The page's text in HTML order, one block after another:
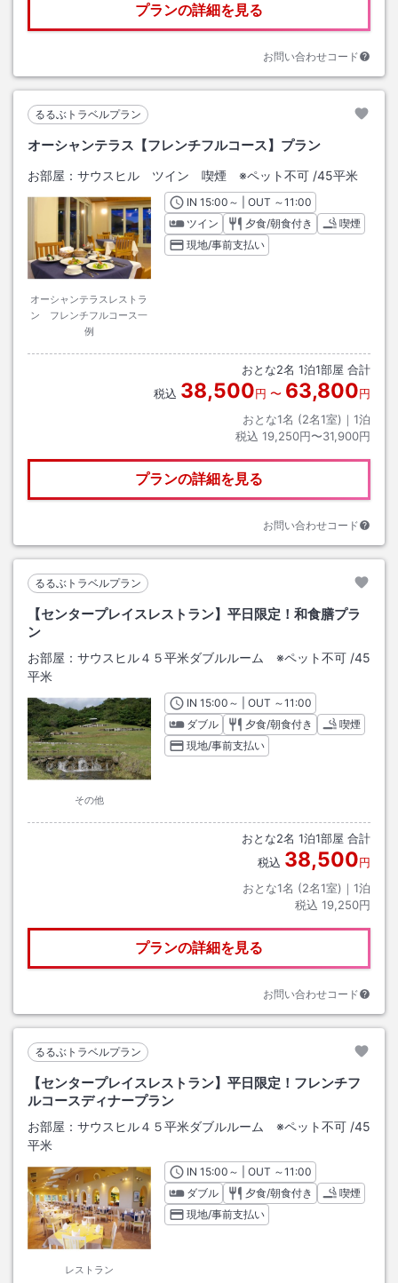
プランの詳細を見る
お問い合わせコード
るるぶトラベルプラン
オーシャンテラス【フレンチフルコース】プラン
お部屋： サウスヒル ツイン 喫煙 ※ペット不可 /45平米
オーシャンテラスレストラ
ン フレンチフルコース一
例
INチェックイン
15:00 ～ | OUT チェックアウト
～11:00
ツイン
夕食/朝食付き
喫煙
現地/事前支払い
おとな2名 1泊1部屋 合計
税込 38,500円 〜 63,800円
おとな1名 (2名1室)｜ 1泊
税込 19,250円〜31,900円
プランの詳細を見る
お問い合わせコード
るるぶトラベルプラン
【センタープレイスレストラン】平日限定！和食膳プラ
ン
お部屋： サウスヒル４５平米ダブルルーム ※ペット不可 /45
平米
その他
INチェックイン
15:00 ～ | OUT チェックアウト
～11:00
ダブル
夕食/朝食付き
喫煙
現地/事前支払い
おとな2名 1泊1部屋 合計
税込 38,500円
おとな1名 (2名1室)｜ 1泊
税込 19,250円
プランの詳細を見る
お問い合わせコード
るるぶトラベルプラン
【センタープレイスレストラン】平日限定！フレンチフ
ルコースディナープラン
お部屋： サウスヒル４５平米ダブルルーム ※ペット不可 /45
平米
レストラン
INチェックイン
15:00 ～ | OUT チェックアウト
～11:00
ダブル
夕食/朝食付き
喫煙
現地/事前支払い